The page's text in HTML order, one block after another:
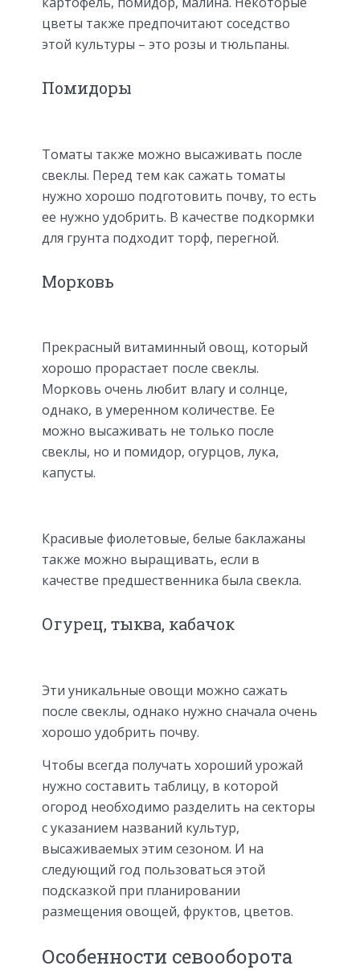
цветы также предпочитают соседство
этой культуры – это розы и тюльпаны.
Помидоры
Томаты также можно высаживать после
свеклы. Перед тем как сажать томаты
нужно хорошо подготовить почву, то есть
ее нужно удобрить. В качестве подкормки
для грунта подходит торф, перегной.
Морковь
Прекрасный витаминный овощ, который
хорошо прорастает после свеклы.
Морковь очень любит влагу и солнце,
однако, в умеренном количестве. Ее
можно высаживать не только после
свеклы, но и помидор, огурцов, лука,
капусты.
Красивые фиолетовые, белые баклажаны
также можно выращивать, если в
качестве предшественника была свекла.
Огурец, тыква, кабачок
Эти уникальные овощи можно сажать
после свеклы, однако нужно сначала очень
хорошо удобрить почву.
Чтобы всегда получать хороший урожай
нужно составить таблицу, в которой
огород необходимо разделить на секторы
с указанием названий культур,
высаживаемых этим сезоном. И на
следующий год пользоваться этой
подсказкой при планировании
размещения овощей, фруктов, цветов.
Особенности севооборота